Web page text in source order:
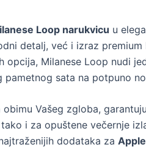
Loop narukvicu u
detalj, već i izraz
opcija, Milanese Loop nudi
sata na potpuno
Vašeg zgloba,
i za opuštene večernje
dodataka za